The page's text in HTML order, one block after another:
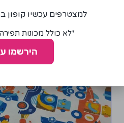
למצטרפים עכשיו קופון
*לא כולל מכונות
הירשמו